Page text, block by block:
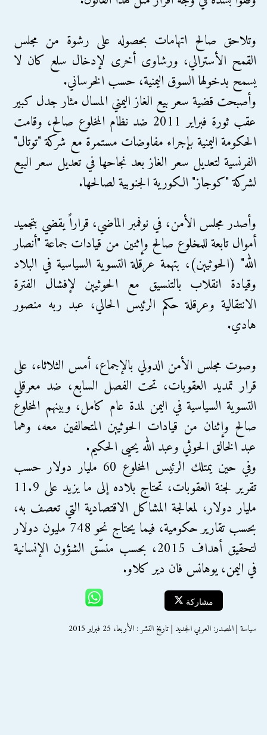
وتلاحق صالح اتهامات بحصوله على رشوة من مجلس
القمح الأسترالي، ورشاوى أخرى لإدخال سلع كان لا
يسمح بدخولها السوق اليمنية، حسب الخرساني.
وأصبحت قضية سعر بيع الغاز اليمني المسال مثار جدل كبير
عقب ثورة فبراير 2011 ضد نظام المخلوع صالح، وقامت
الحكومة اليمنية بإجراء مفاوضات مستمرة مع شركة "توتال"
الفرنسية لتعديل سعر الغاز بعد نجاحها في تعديل سعر البيع
لشركة "كوجاز" الكورية الجنوبية لصالحها.
وأصدر مجلس الأمن، في نوفمبر الماضي، قراراً يقضي بتجميد
أموال تابعة للمخلوع صالح وإثنين من قيادات جماعة "أنصار
الله" (الحوثيين)، بتهمة عرقلة التسوية السياسية في البلاد
وقيادة انقلاب بالتنسيق مع الحوثيين لإفشال الفترة
الانتقالية وعرقلة حكم الرئيس الحالي، عبد ربه منصور
هادي.
وصوت مجلس الأمن الدولي بالإجماع، أمس الثلاثاء، على
قرار تمديد العقوبات، تحت الفصل السابع، ضد معرقلي
التسوية السياسية في اليمن لمدة عام كامل، وبينهم المخلوع
صالح وإثنان من قيادات الحوثيين المتحالفين معه، وهما
عبد الخالق الحوثي وعبد الله يحيى الحكيم.
وفي حين يمتلك الرئيس المخلوع 60 مليار دولار حسب
تقرير لجنة العقوبات، تحتاج بلاده إلى ما يزيد على 11.9
مليار دولار، لمعالجة المشاكل الاقتصادية التي تعصف به،
بحسب تقارير حكومية، فيما يحتاج نحو 748 مليون دولار
لتحقيق أهداف 2015، بحسب منسّق الشؤون الإنسانية
في اليمن، يوهانس فان دير كلاو.
مشاركة
سياسة | المصدر: العربي الجديد | تاريخ النشر : الأربعاء 25 فبراير 2015